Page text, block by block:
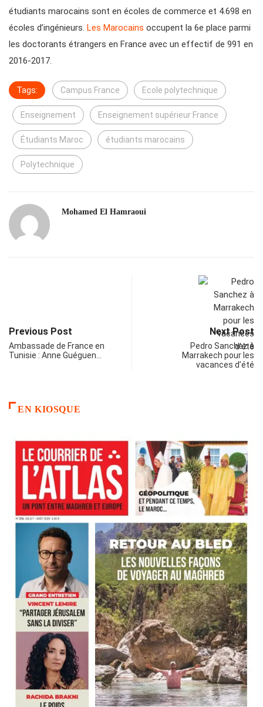
étudiants marocains sont en écoles de commerce et 4.698 en
écoles d’ingénieurs. Les Marocains occupent la 6e place parmi
les doctorants étrangers en France avec un effectif de 991 en
2016-2017.
Tags: Campus France Ecole polytechnique
Enseignement Enseignement supérieur France
Étudiants Maroc étudiants marocains
Polytechnique
Mohamed El Hamraoui
Previous Post
Ambassade de France en
Tunisie : Anne Guéguen…
Next Post
Pedro Sanchez à
Marrakech pour les
vacances d’été
EN KIOSQUE